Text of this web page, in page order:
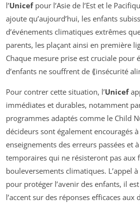
l’Unicefpour l’Asie de l’Est et le
ajoute qu’aujourd’hui, les enfants
d’événements climatiques extrêmes
parents, les plaçant ainsi en première
Chaque mesure prise est cruciale pour
d’enfants ne souffrent de ⟪insécurité
Pour contrer cette situation, l’Unicef
immédiates et durables, notamment
programmes adaptés comme le Child
décideurs sont également encouragés
enseignements des erreurs passées et
temporaires qui ne résisteront pas aux
bouleversements climatiques. L’appel à
pour protéger l’avenir des enfants, il
l’accent sur des réponses efficaces aux